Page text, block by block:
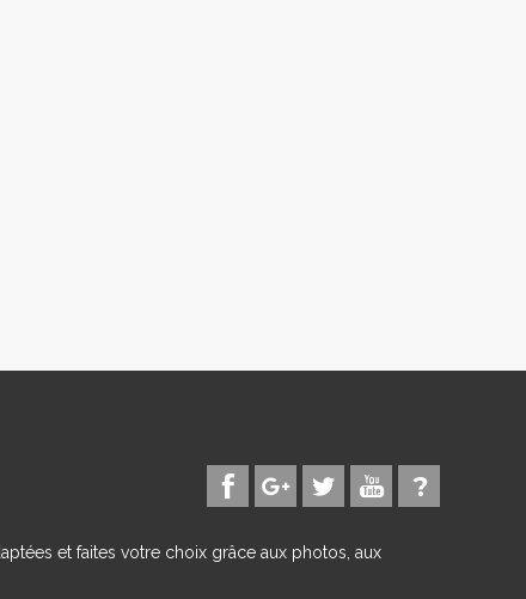
et faites votre choix grâce aux photos, aux